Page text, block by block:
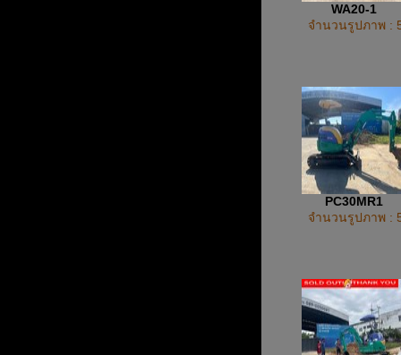
WA20-1
จำนวนรูปภาพ :
PC30MR1
จำนวนรูปภาพ :